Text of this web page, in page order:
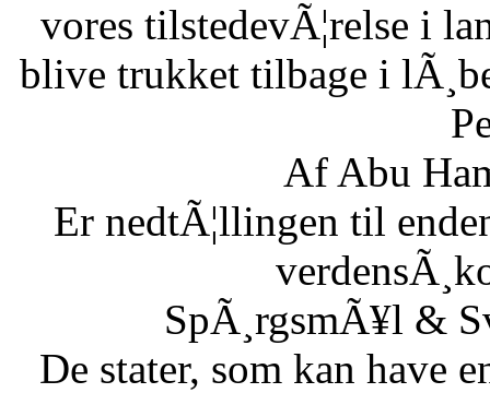
vores tilstedevÃ¦relse i
blive trukket tilbage i
Af Abu
Er nedtÃ¦llingen til
SpÃ¸rgsmÃ¥l &
De stater, som kan have